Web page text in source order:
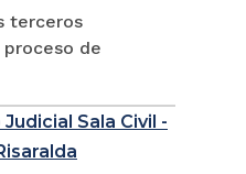
terceros
de
Sala Civil -